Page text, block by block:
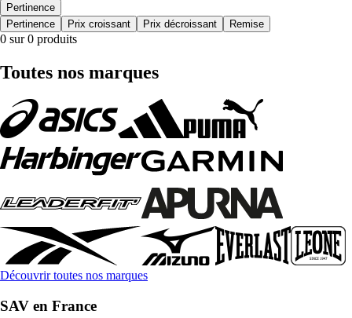
Pertinence
Pertinence
Prix croissant Prix décroissant Remise
0 sur 0 produits
Toutes nos marques
Découvrir toutes nos marques
SAV en France